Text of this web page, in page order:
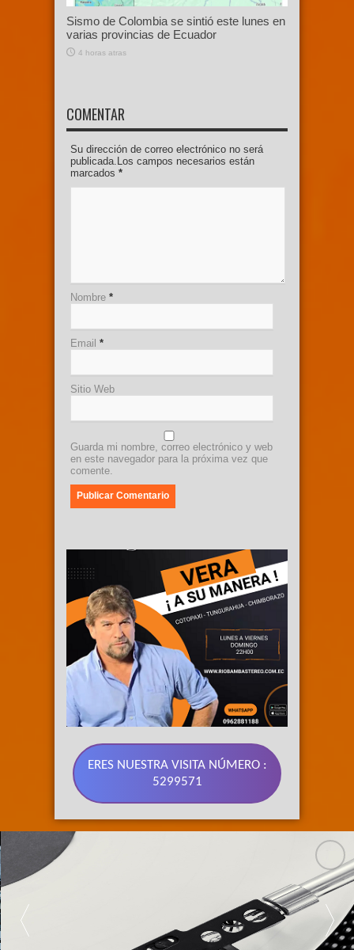
Sismo de Colombia se sintió este lunes en
varias provincias de Ecuador
4 horas atras
COMENTAR
Su dirección de correo electrónico no será
publicada.Los campos necesarios están
marcados *
Nombre *
Email *
Sitio Web
Guarda mi nombre, correo electrónico y web
en este navegador para la próxima vez que
comente.
ERES NUESTRA VISITA NÚMERO :
5299571
89.3 FM
SU RADIO
BONITA